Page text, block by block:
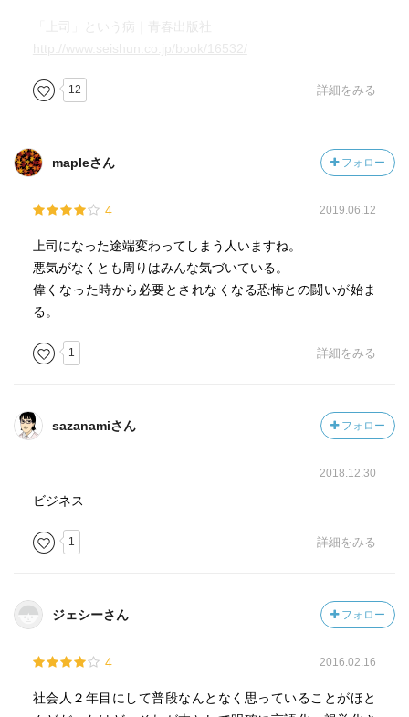
「上司」という病｜青春出版社
12 詳細をみる
mapleさん フォロー
4 2019.06.12
上司になった途端変わってしまう人いますね。
悪気がなくとも周りはみんな気づいている。
偉くなった時から必要とされなくなる恐怖との闘いが始ま
る。
1 詳細をみる
sazanamiさん フォロー
2018.12.30
ビジネス
1 詳細をみる
ジェシーさん フォロー
4 2016.02.16
社会人２年目にして普段なんとなく思っていることがほと